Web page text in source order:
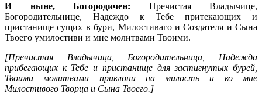
И ныне, Богородичен:
Пречистая Владычице,
Богородительнице, Надеждо к Тебе притекающих и
пристанище сущих в бури, Милостиваго и Создателя и Сына
Твоего умилостиви и мне молитвами Твоими.
[Пречистая Владычица, Богородительница, Надежда
прибегающих к Тебе и пристанище для застигнутых бурей,
Твоими молитвами приклони на милость и ко мне
Милостивого Творца и Сына Твоего.]